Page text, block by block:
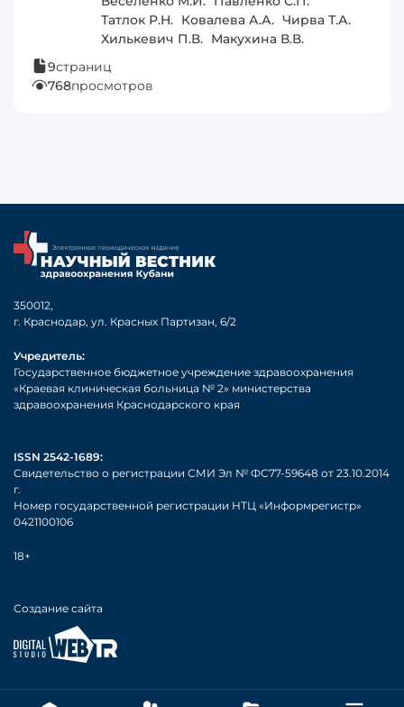
Татлок Р.Н. Ковалева А.А. Чирва Т.А.
Хилькевич П.В. Макухина В.В.
9страниц
768просмотров
350012,
г. Краснодар, ул. Красных Партизан, 6/2
Учредитель:
Государственное бюджетное учреждение здравоохранения
«Краевая клиническая больница № 2» министерства
здравоохранения Краснодарского края
ISSN 2542-1689:
Свидетельство о регистрации СМИ Эл № ФС77-59648 от 23.10.2014
г.
Номер государственной регистрации НТЦ «Информрегистр»
0421100106
18+
Создание сайта